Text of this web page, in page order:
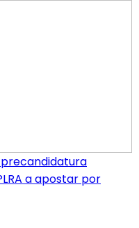
a apostar por